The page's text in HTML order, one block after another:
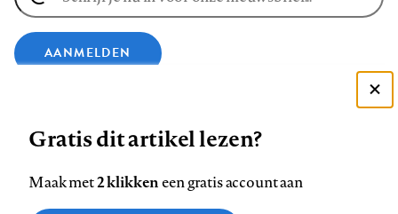
E-
mailadres
AANMELDEN
ons
Zie onze cookie policy
Gratis dit artikel lezen?
Maak met2 klikkeneen gratis account aan